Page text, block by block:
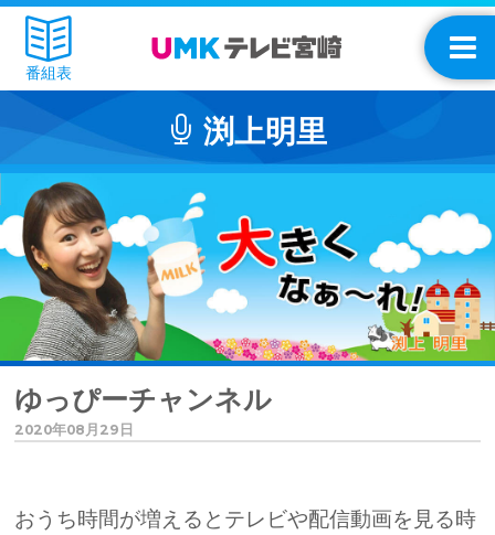
番組表
渕上明里
ゆっぴーチャンネル
2020年08月29日
おうち時間が増えるとテレビや配信動画を見る時